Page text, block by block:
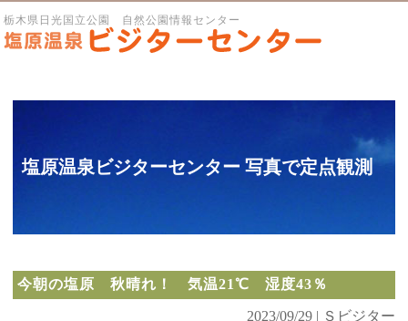
栃木県日光国立公園 自然公園情報センター
塩原温泉ビジターセンター 写真で定点観測
今朝の塩原 秋晴れ！ 気温21℃ 湿度43％
2023/09/29 | Ｓビジター